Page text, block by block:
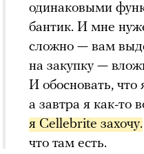
одинаковыми
бантик. И мне
сложно — вам
на закупку —
И обосновать, что
а завтра я как-то
я Cellebrite захочу.
что там есть.